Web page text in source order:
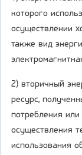
которого
осуществлении
также вид
2) вторичный
ресурс,
потребления
осуществления
использования